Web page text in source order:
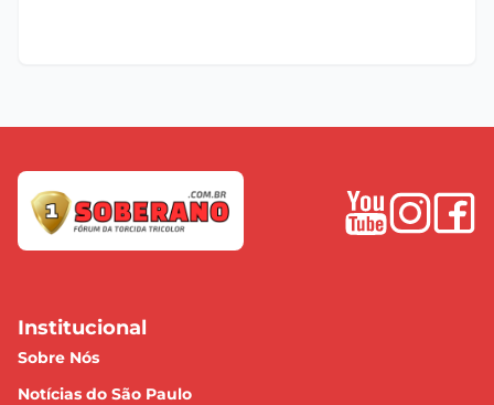
Institucional
Sobre Nós
Notícias do São Paulo